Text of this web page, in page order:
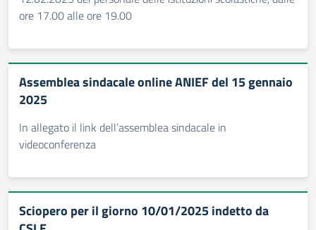
ore 17.00 alle ore 19.00
Assemblea sindacale online ANIEF del 15 gennaio
2025
In allegato il link dell’assemblea sindacale in
videoconferenza
Sciopero per il giorno 10/01/2025 indetto da